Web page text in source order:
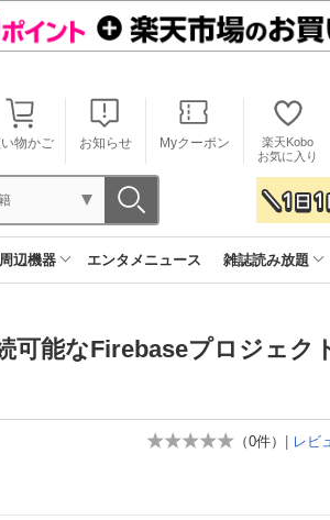
物かご お知らせ Myクーポン
楽天Kobo
お気に入り
辺機器 エンタメニュース 雑誌読み放題
能なFirebaseプロジェク
（0件） | レビ